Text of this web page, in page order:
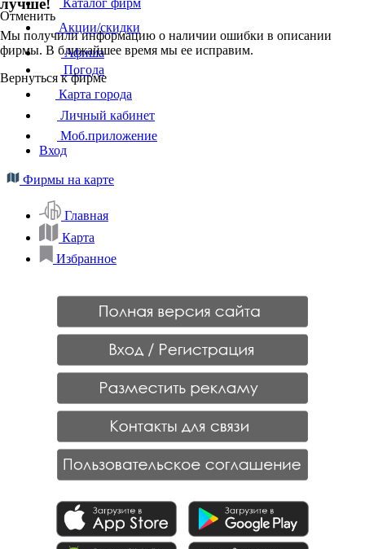
Отменить
лучше!
Мы получили информацию о наличии ошибки в описании
фирмы. В ближайшее время мы ее исправим.
Вернуться к фирме
Каталог фирм
Акции/скидки
Афиша
Погода
Карта города
Личный кабинет
Моб.приложение
Вход
Фирмы на карте
Главная
Карта
Избранное